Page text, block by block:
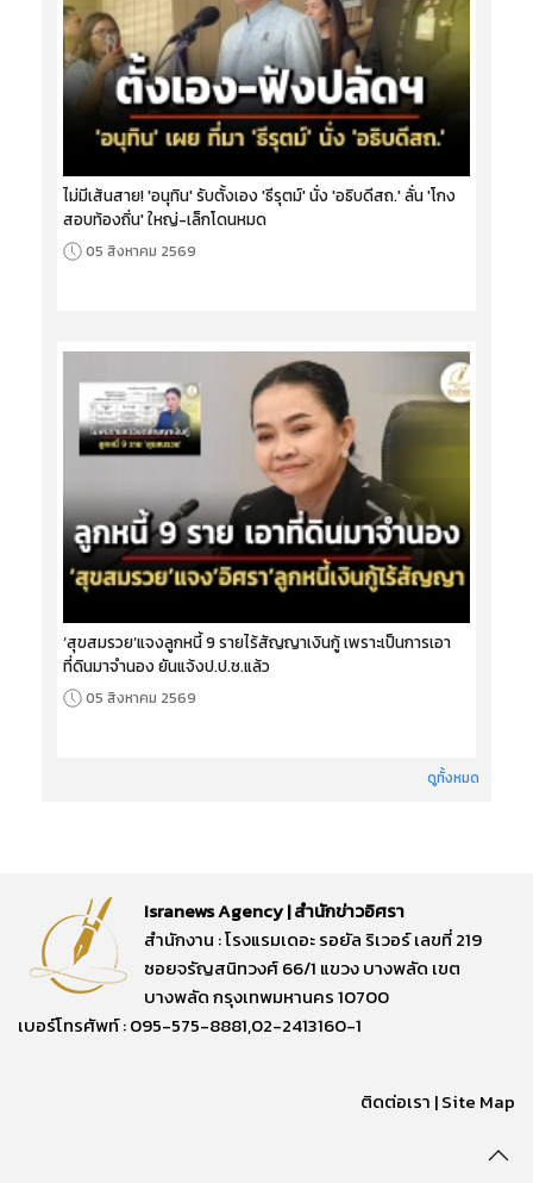
ไม่มีเส้นสาย! 'อนุทิน' รับตั้งเอง 'ธีรุตม์' นั่ง 'อธิบดีสถ.' ลั่น 'โกง
สอบท้องถิ่น' ใหญ่-เล็กโดนหมด
05 สิงหาคม 2569
‘สุขสมรวย’แจงลูกหนี้ 9 รายไร้สัญญาเงินกู้ เพราะเป็นการเอา
ที่ดินมาจำนอง ยันแจ้งป.ป.ช.แล้ว
05 สิงหาคม 2569
ดูทั้งหมด
Isranews Agency | สำนักข่าวอิศรา
สำนักงาน : โรงแรมเดอะ รอยัล ริเวอร์ เลขที่ 219
ซอยจรัญสนิทวงศ์ 66/1 แขวง บางพลัด เขต
บางพลัด กรุงเทพมหานคร 10700
เบอร์โทรศัพท์ : 095-575-8881,02-2413160-1
ติดต่อเรา |Site Map